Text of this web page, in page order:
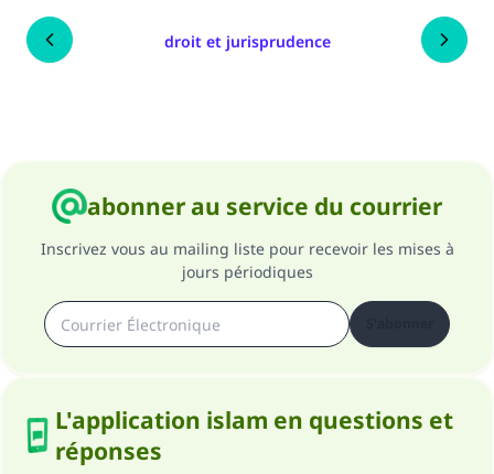
droit et jurisprudence
abonner au service du courrier
Inscrivez vous au mailing liste pour recevoir les mises à
jours périodiques
L'application islam en questions et
réponses